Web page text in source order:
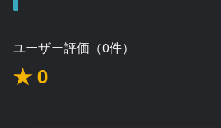
ユーザー評価（0件）
★ 0